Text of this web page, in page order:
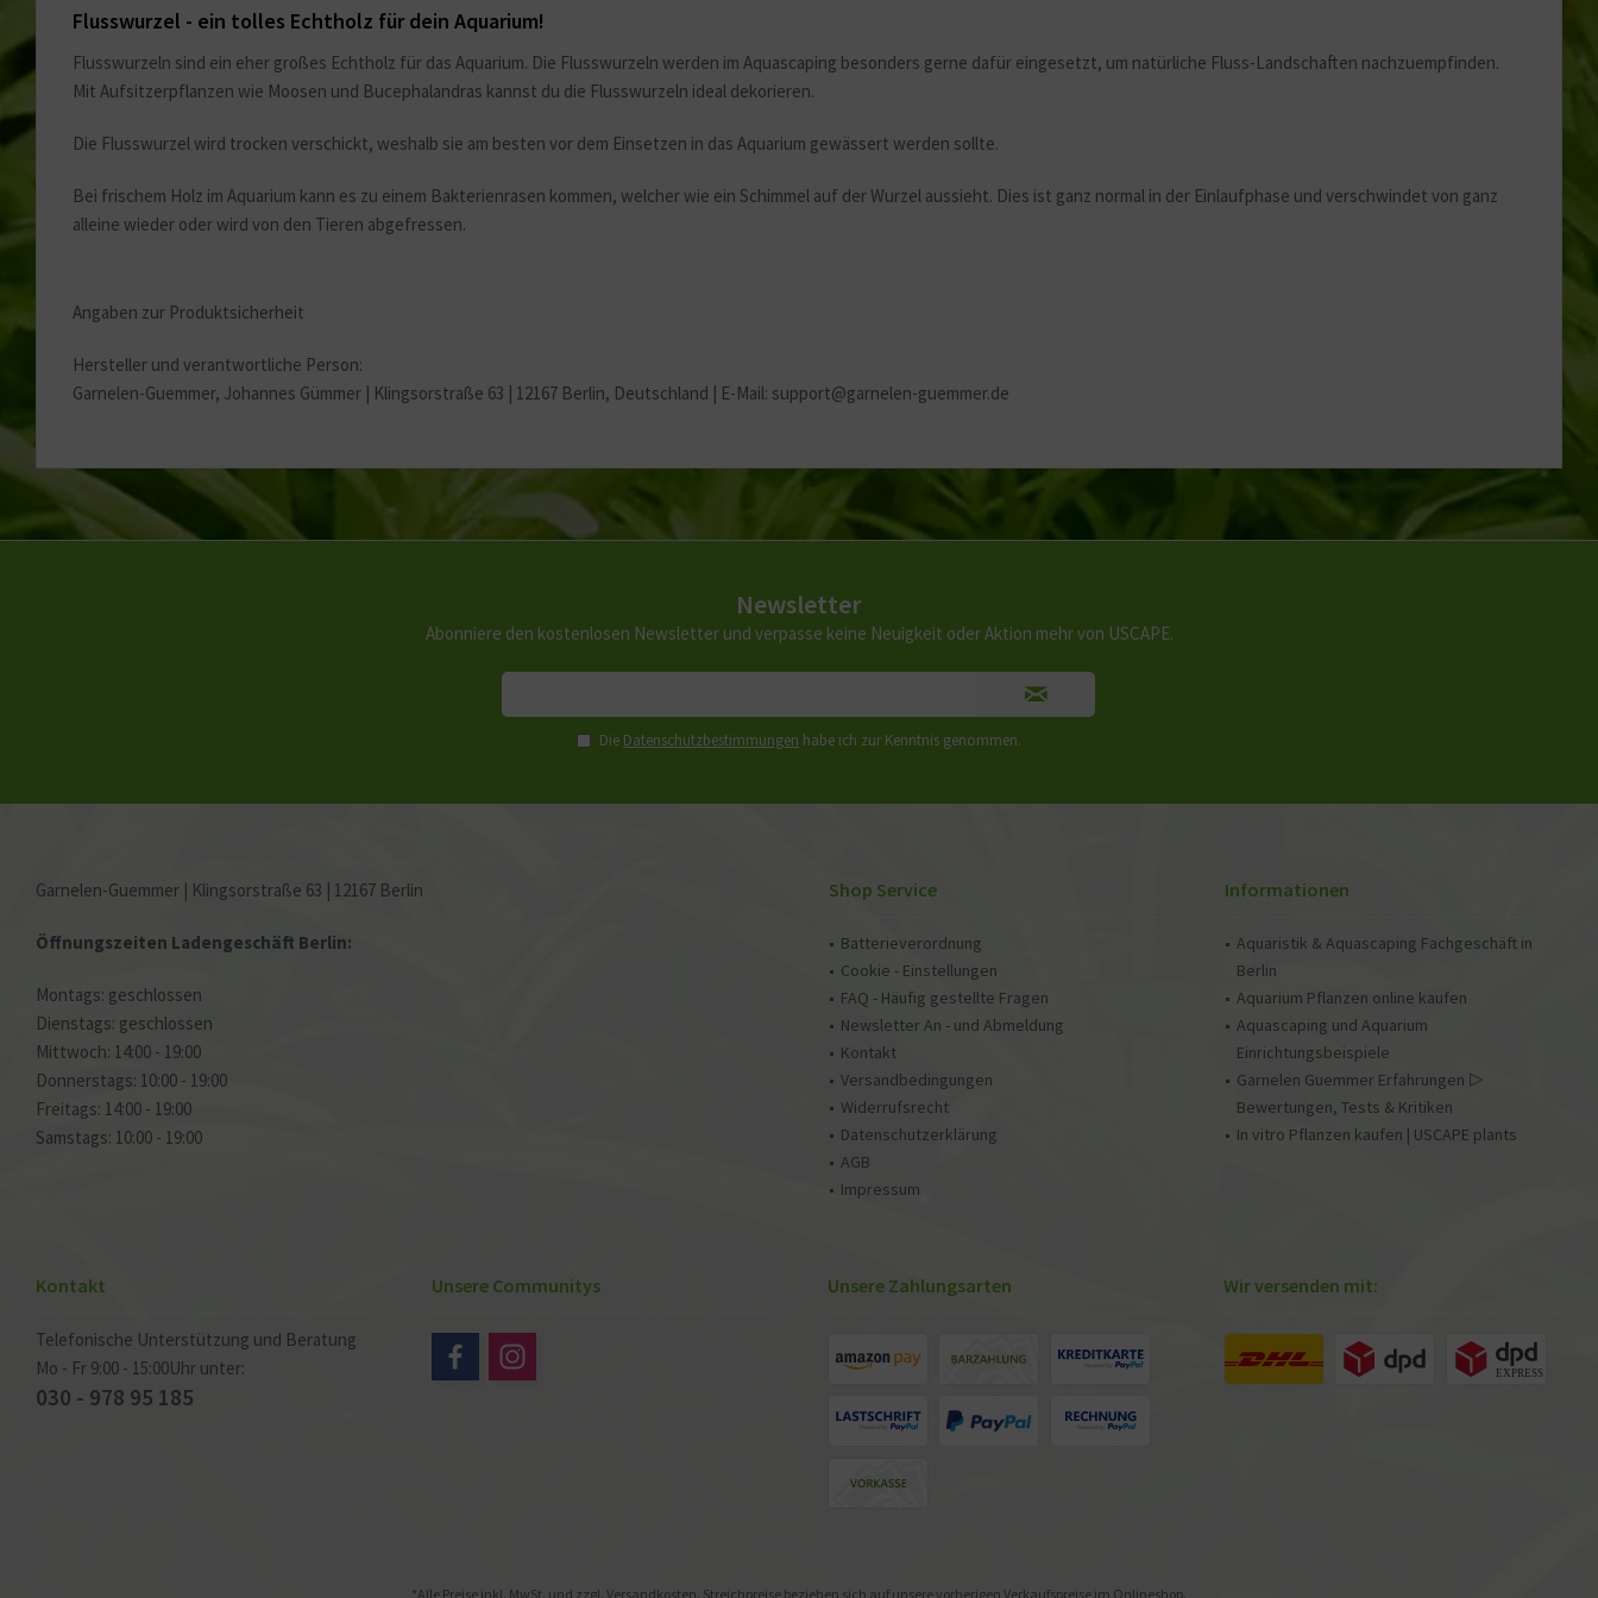
Flusswurzel - ein tolles Echtholz für dein Aquarium!
Flusswurzeln sind ein eher großes Echtholz für das Aquarium. Die Flusswurzeln werden im Aquascaping besonders gerne dafür eingesetzt, um natürliche Fluss-Landschaften nachzuempfinden.
Mit Aufsitzerpflanzen wie Moosen und Bucephalandras kannst du die Flusswurzeln ideal dekorieren.
Die Flusswurzel wird trocken verschickt, weshalb sie am besten vor dem Einsetzen in das Aquarium gewässert werden sollte.
Bei frischem Holz im Aquarium kann es zu einem Bakterienrasen kommen, welcher wie ein Schimmel auf der Wurzel aussieht. Dies ist ganz normal in der Einlaufphase und verschwindet von ganz
alleine wieder oder wird von den Tieren abgefressen.
Angaben zur Produktsicherheit
Hersteller und verantwortliche Person:
Garnelen-Guemmer, Johannes Gümmer | Klingsorstraße 63 | 12167 Berlin, Deutschland | E-Mail: support@garnelen-guemmer.de
Newsletter
Abonniere den kostenlosen Newsletter und verpasse keine Neuigkeit oder Aktion mehr von USCAPE.
Die Datenschutzbestimmungen habe ich zur Kenntnis genommen.
Garnelen-Guemmer | Klingsorstraße 63 | 12167 Berlin
Öffnungszeiten Ladengeschäft Berlin:
Montags: geschlossen
Dienstags: geschlossen
Mittwoch: 14:00 - 19:00
Donnerstags: 10:00 - 19:00
Freitags: 14:00 - 19:00
Samstags: 10:00 - 19:00
Shop Service
Batterieverordnung
Cookie - Einstellungen
FAQ - Häufig gestellte Fragen
Newsletter An - und Abmeldung
Kontakt
Versandbedingungen
Widerrufsrecht
Datenschutzerklärung
AGB
Impressum
Informationen
Aquaristik & Aquascaping Fachgeschäft in
Berlin
Aquarium Pflanzen online kaufen
Aquascaping und Aquarium
Einrichtungsbeispiele
Garnelen Guemmer Erfahrungen ▷
Bewertungen, Tests & Kritiken
In vitro Pflanzen kaufen | USCAPE plants
Kontakt
Telefonische Unterstützung und Beratung
Mo - Fr 9:00 - 15:00Uhr unter:
030 - 978 95 185
Unsere Communitys Unsere Zahlungsarten Wir versenden mit:
*Alle Preise inkl. MwSt. und zzgl. Versandkosten. Streichpreise beziehen sich auf unsere vorherigen Verkaufspreise im Onlineshop.